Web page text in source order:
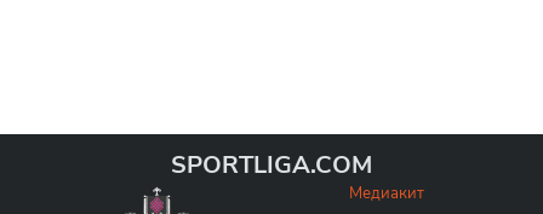
SPORTLIGA.COM
Медиакит